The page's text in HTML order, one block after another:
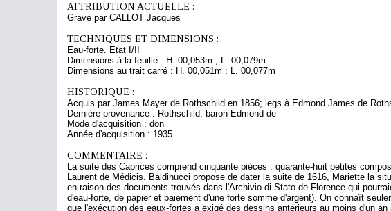
ATTRIBUTION ACTUELLE :
Gravé par CALLOT Jacques
TECHNIQUES ET DIMENSIONS :
Eau-forte. Etat I/II
Dimensions à la feuille : H. 00,053m ; L. 00,079m
Dimensions au trait carré : H. 00,051m ; L. 00,077m
HISTORIQUE :
Acquis par James Mayer de Rothschild en 1856; legs à Edmond James de
Dernière provenance : Rothschild, baron Edmond de
Mode d'acquisition : don
Année d'acquisition : 1935
COMMENTAIRE :
La suite des Caprices comprend cinquante pièces : quarante-huit petites
Laurent de Médicis. Baldinucci propose de dater la suite de 1616, Mariette la
en raison des documents trouvés dans l'Archivio di Stato de Florence qui
d'eau-forte, de papier et paiement d'une forte somme d'argent). On connaît
que l'exécution des eaux-fortes a exigé des dessins antérieurs au moins d'un